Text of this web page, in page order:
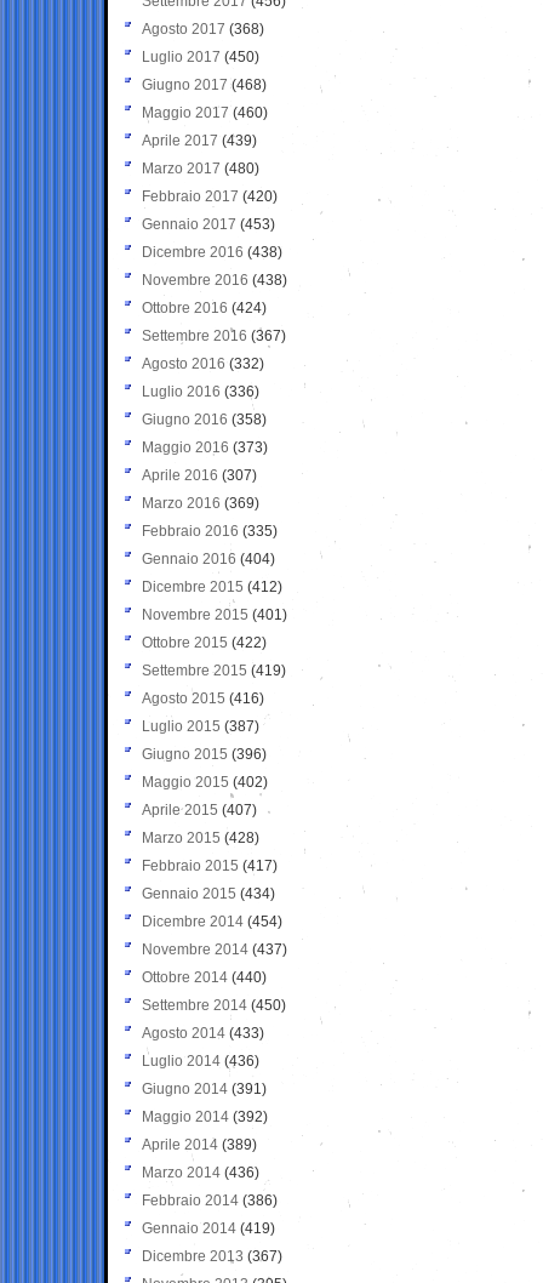
Agosto 2017 (368)
Luglio 2017 (450)
Giugno 2017 (468)
Maggio 2017 (460)
Aprile 2017 (439)
Marzo 2017 (480)
Febbraio 2017 (420)
Gennaio 2017 (453)
Dicembre 2016 (438)
Novembre 2016 (438)
Ottobre 2016 (424)
Settembre 2016 (367)
Agosto 2016 (332)
Luglio 2016 (336)
Giugno 2016 (358)
Maggio 2016 (373)
Aprile 2016 (307)
Marzo 2016 (369)
Febbraio 2016 (335)
Gennaio 2016 (404)
Dicembre 2015 (412)
Novembre 2015 (401)
Ottobre 2015 (422)
Settembre 2015 (419)
Agosto 2015 (416)
Luglio 2015 (387)
Giugno 2015 (396)
Maggio 2015 (402)
Aprile 2015 (407)
Marzo 2015 (428)
Febbraio 2015 (417)
Gennaio 2015 (434)
Dicembre 2014 (454)
Novembre 2014 (437)
Ottobre 2014 (440)
Settembre 2014 (450)
Agosto 2014 (433)
Luglio 2014 (436)
Giugno 2014 (391)
Maggio 2014 (392)
Aprile 2014 (389)
Marzo 2014 (436)
Febbraio 2014 (386)
Gennaio 2014 (419)
Dicembre 2013 (367)